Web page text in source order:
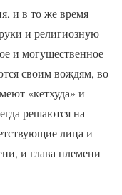
и в то же время
и религиозную
и могущественное
своим вождям, во
«кетхуда» и
решаются на
лица и
и глава племени